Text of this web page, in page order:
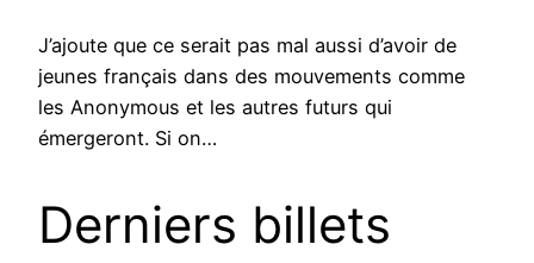
J’ajoute que ce serait pas mal aussi d’avoir de
jeunes français dans des mouvements comme
les Anonymous et les autres futurs qui
émergeront. Si on…
Derniers billets